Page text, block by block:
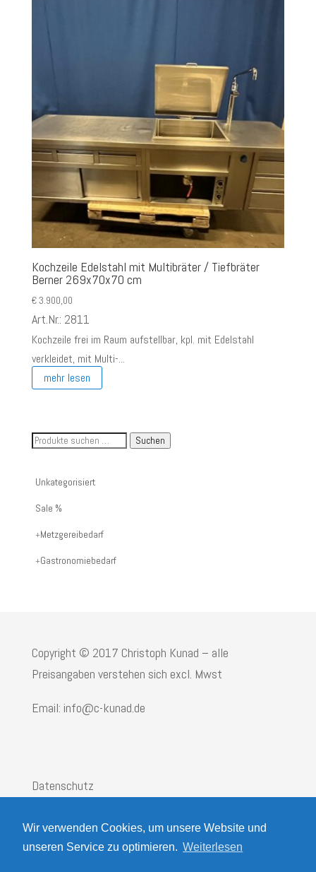
Wir verwenden Cookies, um unsere Website und
unseren Service zu optimieren. Weiterlesen
Kochzeile Edelstahl mit Multibräter / Tiefbräter
Berner 269x70x70 cm
€3.900,00
Art.Nr.: 2811
Kochzeile frei im Raum aufstellbar, kpl. mit Edelstahl
verkleidet, mit Multi-...
mehr lesen
Suche
Artikelnummer
oder
Suchen
Unkategorisiert
Sale %
Metzgereibedarf
Gastronomiebedarf
Copyright © 2017 Christoph Kunad – alle
Preisangaben verstehen sich excl. Mwst
Email: info@c-kunad.de
Datenschutz
AGB